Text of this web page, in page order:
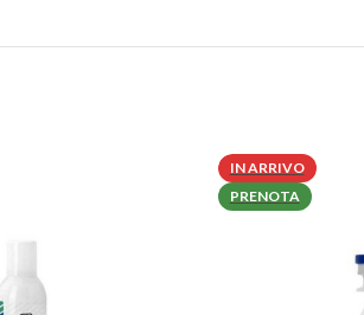
IN ARRIVO
PRENOTA